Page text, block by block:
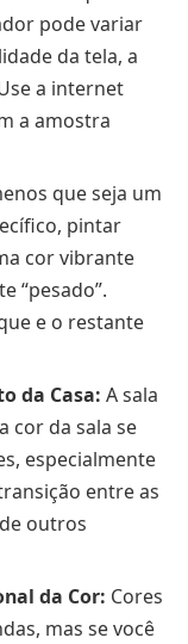
pode variar
da tela, a
a internet
a amostra
que seja um
pintar
cor vibrante
“pesado”.
e o restante
da Casa: A sala
cor da sala se
especialmente
entre as
outros
da Cor: Cores
mas se você